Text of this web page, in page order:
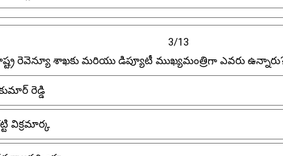
3/13
రెవెన్యూ శాఖకు మరియు డిప్యూటీ ముఖ్యమంత్రిగా ఎవరు
రెడ్డి
విక్రమార్క